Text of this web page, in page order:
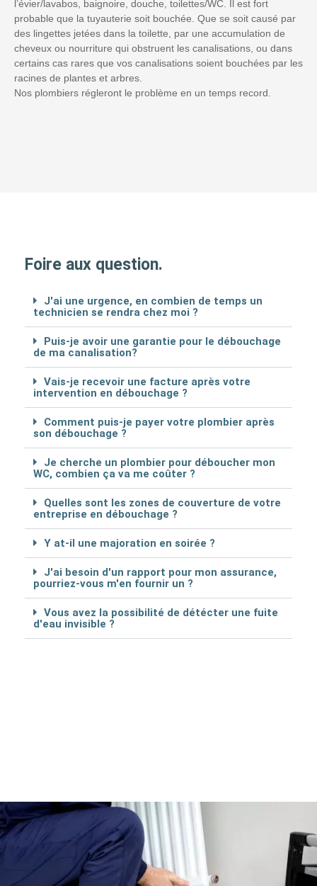
l’évier/lavabos, baignoire, douche, toilettes/WC. Il est fort
probable que la tuyauterie soit bouchée. Que se soit causé par
des lingettes jetées dans la toilette, par une accumulation de
cheveux ou nourriture qui obstruent les canalisations, ou dans
certains cas rares que vos canalisations soient bouchées par les
racines de plantes et arbres.
Nos plombiers régleront le problème en un temps record.
Foire aux question.
J'ai une urgence, en combien de temps un
technicien se rendra chez moi ?
Puis-je avoir une garantie pour le débouchage
de ma canalisation?
Vais-je recevoir une facture après votre
intervention en débouchage ?
Comment puis-je payer votre plombier après
son débouchage ?
Je cherche un plombier pour déboucher mon
WC, combien ça va me coûter ?
Quelles sont les zones de couverture de votre
entreprise en débouchage ?
Y at-il une majoration en soirée ?
J'ai besoin d'un rapport pour mon assurance,
pourriez-vous m'en fournir un ?
Vous avez la possibilité de détécter une fuite
d'eau invisible ?